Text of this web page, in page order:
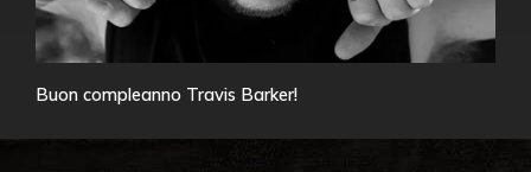
Buon compleanno Travis Barker!